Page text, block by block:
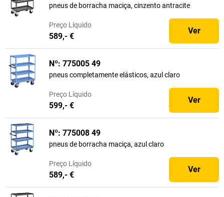
pneus de borracha maciça, cinzento antracite
Preço Líquido
589,- €
Ver
Nº: 775005 49
pneus completamente elásticos, azul claro
Preço Líquido
599,- €
Ver
Nº: 775008 49
pneus de borracha maciça, azul claro
Preço Líquido
589,- €
Ver